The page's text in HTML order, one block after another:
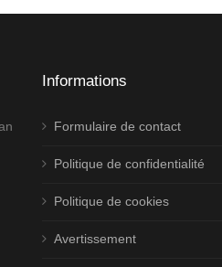
Informations
Formulaire de contact
Politique de confidentialité
Politique de cookies
Avertissement